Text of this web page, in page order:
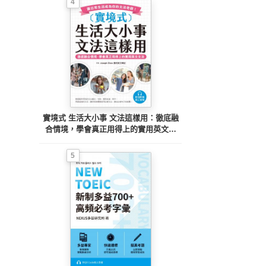
實境式 生活大小事 文法這樣用：徹底融
合情境，學會真正用得上的實用英文文
音檔）
5